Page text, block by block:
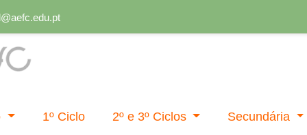
1º Ciclo 2º e 3º Ciclos Secundária